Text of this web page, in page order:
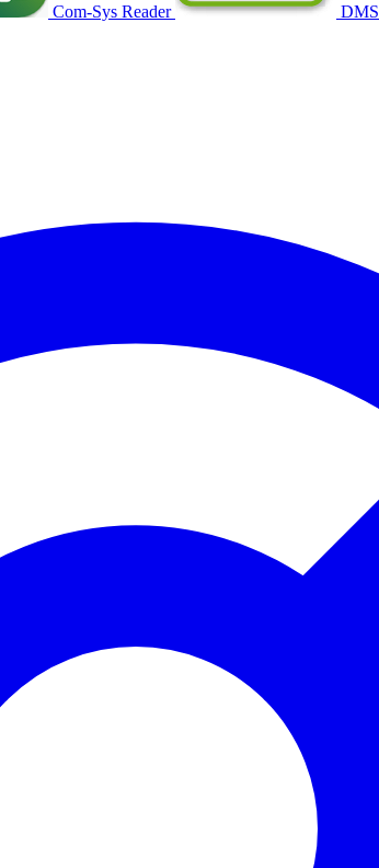
Com-Sys Reader DMS